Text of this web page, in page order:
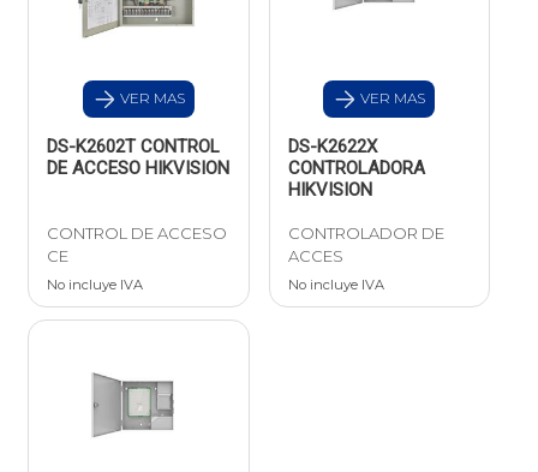
VER MAS
DS-K2602T CONTROL
DE ACCESO HIKVISION
CONTROL DE ACCESO
CE
No incluye IVA
VER MAS
DS-K2622X
CONTROLADORA
HIKVISION
CONTROLADOR DE
ACCES
No incluye IVA